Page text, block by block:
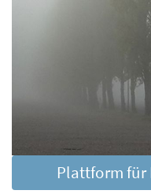
Plattform für